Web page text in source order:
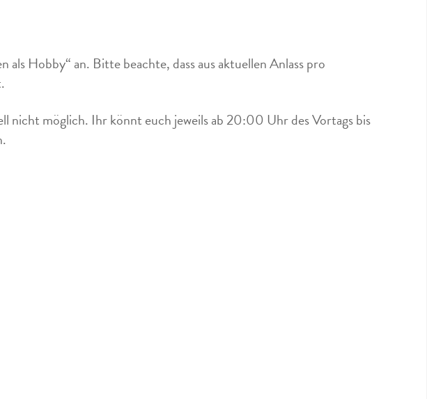
als Hobby“ an. Bitte beachte, dass aus aktuellen Anlass pro
nicht möglich. Ihr könnt euch jeweils ab 20:00 Uhr des Vortags bis